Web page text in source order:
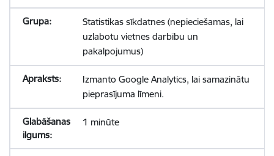
Statistikas sīkdatnes (nepieciešamas, lai
uzlabotu vietnes darbību un
pakalpojumus)
Izmanto Google Analytics, lai samazinātu
pieprasījuma līmeni.
1 minūte